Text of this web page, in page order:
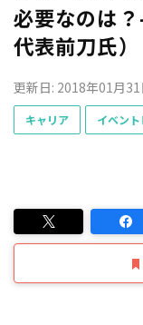
必要なのは
代表前刀氏）
更新日: 2018年01月31
キャリア イベン